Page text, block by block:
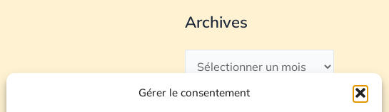
Gérer le consentement
Archives